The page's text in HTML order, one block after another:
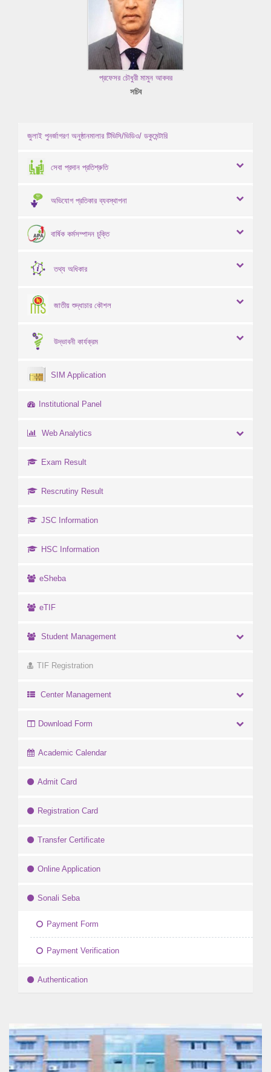
প্রফেসর চৌধুরী মামুন আকবর
সচিব
জুলাই পুনর্জাগরণ অনুষ্ঠানমালার টিভিসি/ভিডিও/ ডকুমেন্টারি
সেবা প্রদান প্রতিশ্রুতি
অভিযোগ প্রতিকার ব্যবস্থাপনা
বার্ষিক কর্মসম্পাদন চুক্তি
তথ্য অধিকার
জাতীয় শুদ্ধাচার কৌশল
উদ্ভাবনী কার্যক্রম
SIM Application
Institutional Panel
Web Analytics
Exam Result
Rescrutiny Result
JSC Information
HSC Information
eSheba
eTIF
Student Management
TIF Registration
Center Management
Download Form
Academic Calendar
Admit Card
Registration Card
Transfer Certificate
Online Application
Sonali Seba
Payment Form
Payment Verification
Authentication